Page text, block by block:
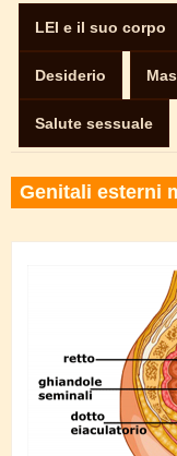
LEI e il suo corpo
Desiderio
Salute sessuale
Genitali esterni